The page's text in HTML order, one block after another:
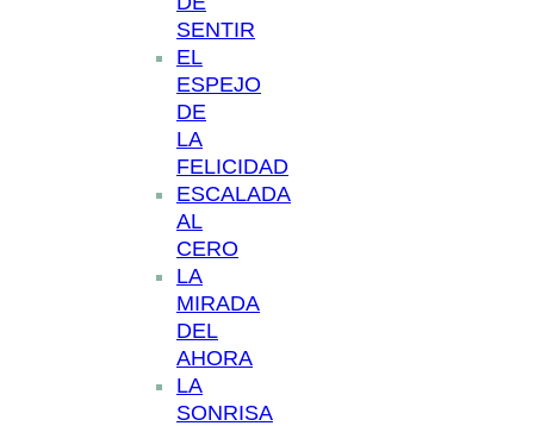
SENTIR
EL
ESPEJO
DE
LA
FELICIDAD
ESCALADA
AL
CERO
LA
MIRADA
DEL
AHORA
LA
SONRISA